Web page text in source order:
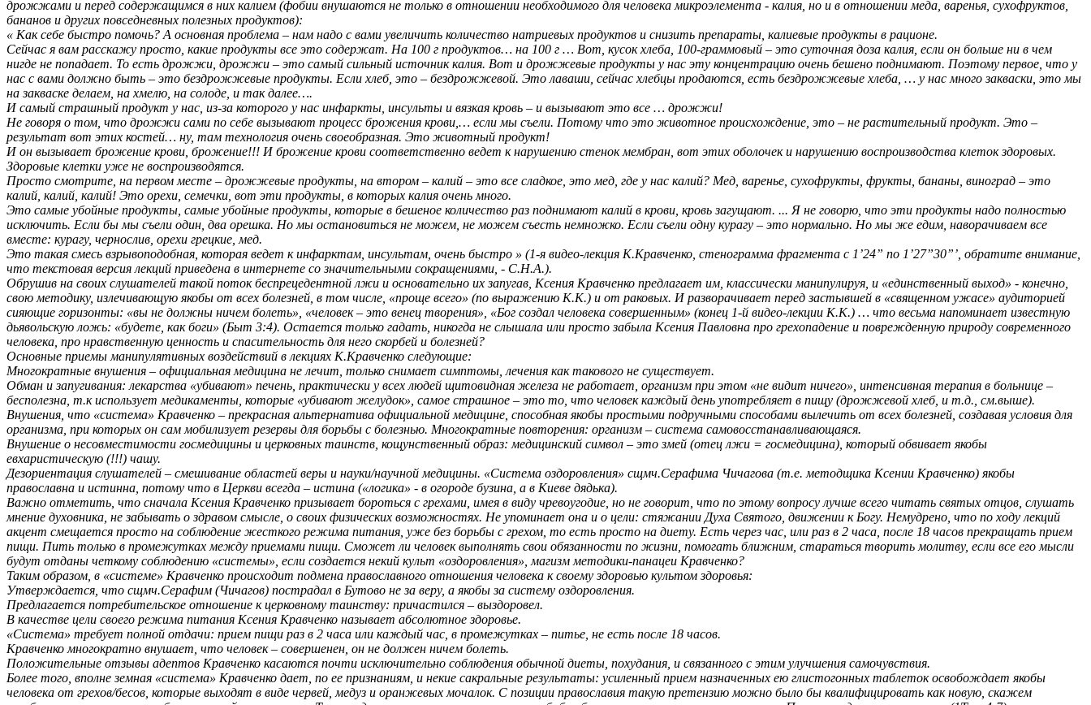
дрожжами и перед содержащимся в них калием (фобии внушаются не только в отношении необходимого для человека микроэлемента - калия, но и в отношении меда, варенья, сухофруктов,
бананов и других повседневных полезных продуктов):
« Как себе быстро помочь? А основная проблема – нам надо с вами увеличить количество натриевых продуктов и снизить препараты, калиевые продукты в рационе.
Сейчас я вам расскажу просто, какие продукты все это содержат. На 100 г продуктов… на 100 г … Вот, кусок хлеба, 100-граммовый – это суточная доза калия, если он больше ни в чем
нигде не попадает. То есть дрожжи, дрожжи – это самый сильный источник калия. Вот и дрожжевые продукты у нас эту концентрацию очень бешено поднимают. Поэтому первое, что у
нас с вами должно быть – это бездрожжевые продукты. Если хлеб, это – бездрожжевой. Это лаваши, сейчас хлебцы продаются, есть бездрожжевые хлеба, … у нас много закваски, это мы
на закваске делаем, на хмелю, на солоде, и так далее….
И самый страшный продукт у нас, из-за которого у нас инфаркты, инсульты и вязкая кровь – и вызывают это все … дрожжи!
Не говоря о том, что дрожжи сами по себе вызывают процесс брожения крови,… если мы съели. Потому что это животное происхождение, это – не растительный продукт. Это –
результат вот этих костей… ну, там технология очень своеобразная. Это животный продукт!
И он вызывает брожение крови, брожение!!! И брожение крови соответственно ведет к нарушению стенок мембран, вот этих оболочек и нарушению воспроизводства клеток здоровых.
Здоровые клетки уже не воспроизводятся.
Просто смотрите, на первом месте – дрожжевые продукты, на втором – калий – это все сладкое, это мед, где у нас калий? Мед, варенье, сухофрукты, фрукты, бананы, виноград – это
калий, калий, калий! Это орехи, семечки, вот эти продукты, в которых калия очень много.
Это самые убойные продукты, самые убойные продукты, которые в бешеное количество раз поднимают калий в крови, кровь загущают. ... Я не говорю, что эти продукты надо полностью
исключить. Если бы мы съели один, два орешка. Но мы остановиться не можем, не можем съесть немножко. Если съели одну курагу – это нормально. Но мы же едим, наворачиваем все
вместе: курагу, чернослив, орехи грецкие, мед.
Это такая смесь взрывоподобная, которая ведет к инфарктам, инсультам, очень быстро » (1-я видео-лекция К.Кравченко, стенограмма фрагмента с 1’24” по 1’27”30”’, обратите внимание,
что текстовая версия лекций приведена в интернете со значительными сокращениями, - С.Н.А.).
Обрушив на своих слушателей такой поток беспрецедентной лжи и основательно их запугав, Ксения Кравченко предлагает им, классически манипулируя, и «единственный выход» - конечно,
свою методику, излечивающую якобы от всех болезней, в том числе, «проще всего» (по выражению К.К.) и от раковых. И разворачивает перед застывшей в «священном ужасе» аудиторией
сияющие горизонты: «вы не должны ничем болеть», «человек – это венец творения», «Бог создал человека совершенным» (конец 1-й видео-лекции К.К.) … что весьма напоминает известную
дьявольскую ложь: «будете, как боги» (Быт 3:4). Остается только гадать, никогда не слышала или просто забыла Ксения Павловна про грехопадение и поврежденную природу современного
человека, про нравственную ценность и спасительность для него скорбей и болезней?
Основные приемы манипулятивных воздействий в лекциях К.Кравченко следующие:
Многократные внушения – официальная медицина не лечит, только снимает симптомы, лечения как такового не существует.
Обман и запугивания: лекарства «убивают» печень, практически у всех людей щитовидная железа не работает, организм при этом «не видит ничего», интенсивная терапия в больнице –
бесполезна, т.к использует медикаменты, которые «убивают желудок», самое страшное – это то, что человек каждый день употребляет в пищу (дрожжевой хлеб, и т.д., см.выше).
Внушения, что «система» Кравченко – прекрасная альтернатива официальной медицине, способная якобы простыми подручными способами вылечить от всех болезней, создавая условия для
организма, при которых он сам мобилизует резервы для борьбы с болезнью. Многократные повторения: организм – система самовосстанавливающаяся.
Внушение о несовместимости госмедицины и церковных таинств, кощунственный образ: медицинский символ – это змей (отец лжи = госмедицина), который обвивает якобы
евхаристическую (!!!) чашу.
Дезориентация слушателей – смешивание областей веры и науки/научной медицины. «Система оздоровления» сщмч.Серафима Чичагова (т.е. методщика Ксении Кравченко) якобы
православна и истинна, потому что в Церкви всегда – истина («логика» - в огороде бузина, а в Киеве дядька).
Важно отметить, что сначала Ксения Кравченко призывает бороться с грехами, имея в виду чревоугодие, но не говорит, что по этому вопросу лучше всего читать святых отцов, слушать
мнение духовника, не забывать о здравом смысле, о своих физических возможностях. Не упоминает она и о цели: стяжании Духа Святого, движении к Богу. Немудрено, что по ходу лекций
акцент смещается просто на соблюдение жесткого режима питания, уже без борьбы с грехом, то есть просто на диету. Есть через час, или раз в 2 часа, после 18 часов прекращать прием
пищи. Пить только в промежутках между приемами пищи. Сможет ли человек выполнять свои обязанности по жизни, помогать ближним, стараться творить молитву, если все его мысли
будут отданы четкому соблюдению «системы», если создается некий культ «оздоровления», магизм методики-панацеи Кравченко?
Таким образом, в «системе» Кравченко происходит подмена православного отношения человека к своему здоровью культом здоровья:
Утверждается, что сщмч.Серафим (Чичагов) пострадал в Бутово не за веру, а якобы за систему оздоровления.
Предлагается потребительское отношение к церковному таинству: причастился – выздоровел.
В качестве цели своего режима питания Ксения Кравченко называет абсолютное здоровье.
«Система» требует полной отдачи: прием пищи раз в 2 часа или каждый час, в промежутках – питье, не есть после 18 часов.
Кравченко многократно внушает, что человек – совершенен, он не должен ничем болеть.
Положительные отзывы адептов Кравченко касаются почти исключительно соблюдения обычной диеты, похудания, и связанного с этим улучшения самочувствия.
Более того, вполне земная «система» Кравченко дает, по ее признаниям, и некие сакральные результаты: усиленный прием назначенных ею глистогонных таблеток освобождает якобы
человека от грехов/бесов, которые выходят в виде червей, медуз и оранжевых мочалок. С позиции православия такую претензию можно было бы квалифицировать как новую, скажем